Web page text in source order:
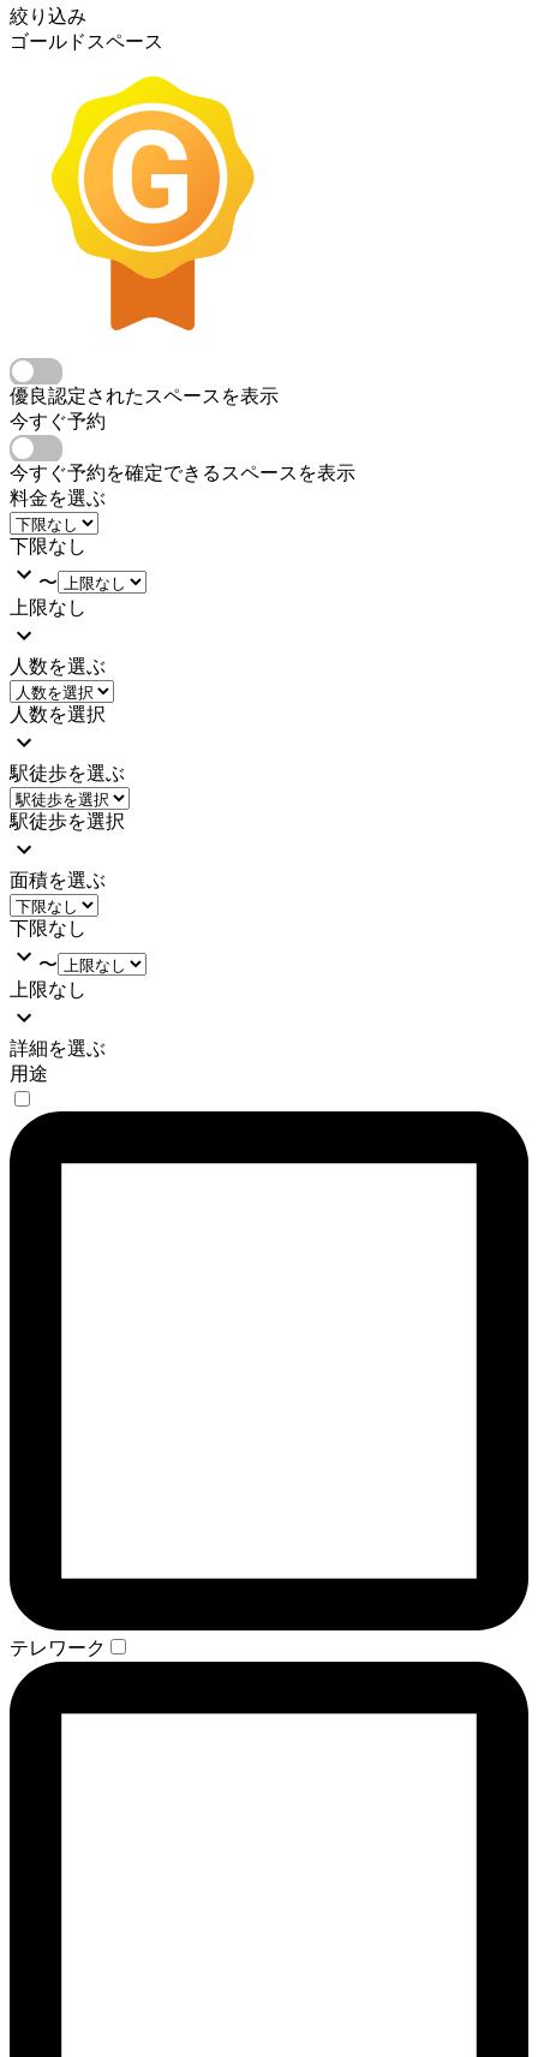
絞り込み
ゴールドスペース
優良認定されたスペースを表示
今すぐ予約
今すぐ予約を確定できるスペースを表示
料金を選ぶ
下限なし
〜
上限なし
人数を選ぶ
人数を選択
駅徒歩を選ぶ
駅徒歩を選択
面積を選ぶ
下限なし
〜
上限なし
詳細を選ぶ
用途
テレワーク